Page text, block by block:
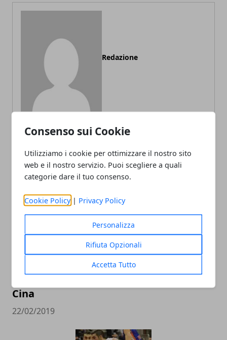
Consenso sui Cookie
Utilizziamo i cookie per ottimizzare il nostro sito
web e il nostro servizio. Puoi scegliere a quali
categorie dare il tuo consenso.
Cookie Policy | Privacy Policy
Personalizza
Rifiuta Opzionali
Accetta Tutto
Redazione
ARTICOLI CORRELATI
L’Italbasket contro Ungheria e Lituania
alla conquista del pass per i Mondiali in
Cina
22/02/2019